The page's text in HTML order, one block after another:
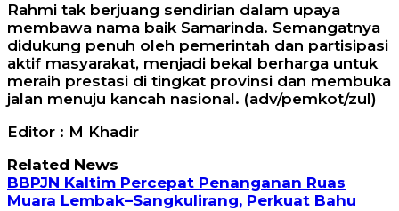
Rahmi tak berjuang sendirian dalam upaya
membawa nama baik Samarinda. Semangatnya
didukung penuh oleh pemerintah dan partisipasi
aktif masyarakat, menjadi bekal berharga untuk
meraih prestasi di tingkat provinsi dan membuka
jalan menuju kancah nasional. (adv/pemkot/zul)
Editor : M Khadir
Related News
BBPJN Kaltim Percepat Penanganan Ruas
Muara Lembak–Sangkulirang, Perkuat Bahu